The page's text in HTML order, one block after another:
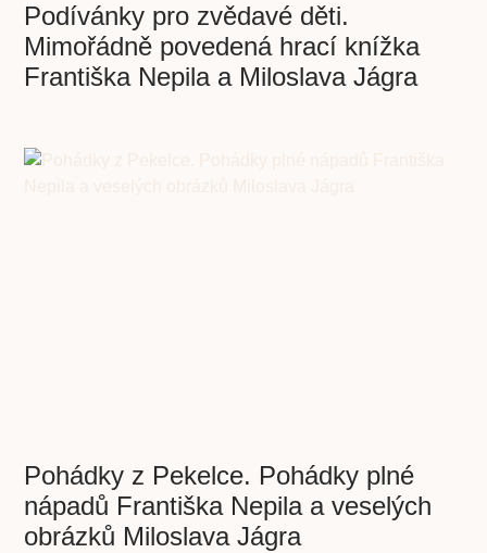
Podívánky pro zvědavé děti.
Mimořádně povedená hrací knížka
Františka Nepila a Miloslava Jágra
Pohádky z Pekelce. Pohádky plné
nápadů Františka Nepila a veselých
obrázků Miloslava Jágra